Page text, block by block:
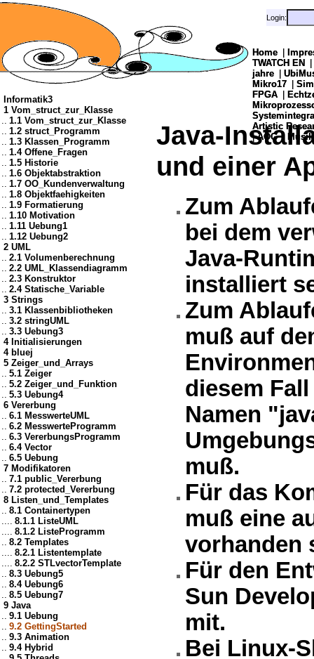
Home
TWATCH EN
jahre
Mikro17
FPGA
Artistic
|AOG | Musik
Login:
Informatik3
1 Vom_struct_zur_Klasse
.. 1.1 Vom_struct_zur_Klasse
.. 1.2 struct_Programm
.. 1.3 Klassen_Programm
.. 1.4 Offene_Fragen
.. 1.5 Historie
.. 1.6 Objektabstraktion
.. 1.7 OO_Kundenverwaltung
.. 1.8 Objektfaehigkeiten
.. 1.9 Formatierung
.. 1.10 Motivation
.. 1.11 Uebung1
.. 1.12 Uebung2
2 UML
.. 2.1 Volumenberechnung
.. 2.2 UML_Klassendiagramm
.. 2.3 Konstruktor
.. 2.4 Statische_Variable
3 Strings
.. 3.1 Klassenbibliotheken
.. 3.2 stringUML
.. 3.3 Uebung3
4 Initialisierungen
4 bluej
5 Zeiger_und_Arrays
.. 5.1 Zeiger
.. 5.2 Zeiger_und_Funktion
.. 5.3 Uebung4
6 Vererbung
.. 6.1 MesswerteUML
.. 6.2 MesswerteProgramm
.. 6.3 VererbungsProgramm
.. 6.4 Vector
.. 6.5 Uebung
7 Modifikatoren
.. 7.1 public_Vererbung
.. 7.2 protected_Vererbung
8 Listen_und_Templates
.. 8.1 Containertypen
.... 8.1.1 ListeUML
.... 8.1.2 ListeProgramm
.. 8.2 Templates
.... 8.2.1 Listentemplate
.... 8.2.2 STLvectorTemplate
.. 8.3 Uebung5
.. 8.4 Uebung6
.. 8.5 Uebung7
9 Java
.. 9.1 Uebung
.. 9.2 GettingStarted
.. 9.3 Animation
.. 9.4 Hybrid
Home
TWATCH EN
jahre
Mikro17
FPGA
Artistic
|AOG | Musik
Login:
Java-
und einer
Zum
bei dem
Java-
installiert
Zum
muß auf
diesem
Namen
muß.
Für das
muß eine
vorhanden
Für den
Sun
mit.
Bei Linux-